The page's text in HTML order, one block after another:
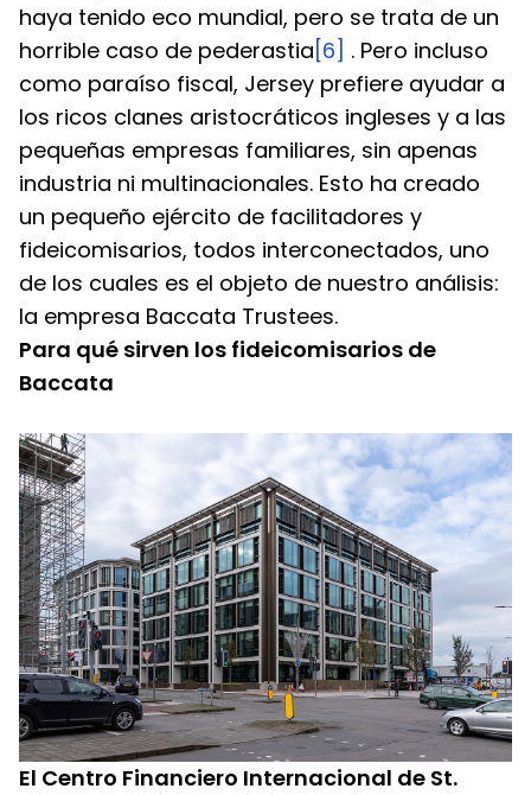
haya tenido eco mundial, pero se trata de un
horrible caso de pederastia [6] . Pero incluso
como paraíso fiscal, Jersey prefiere ayudar a
los ricos clanes aristocráticos ingleses y a las
pequeñas empresas familiares, sin apenas
industria ni multinacionales. Esto ha creado
un pequeño ejército de facilitadores y
fideicomisarios, todos interconectados, uno
de los cuales es el objeto de nuestro análisis:
la empresa Baccata Trustees.
Para qué sirven los fideicomisarios de
Baccata
El Centro Financiero Internacional de St.